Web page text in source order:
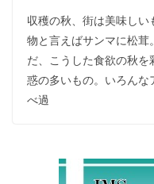
収穫の秋、街は美味し
物と言えばサンマに松茸
だ、こうした食欲の秋
惑の多いもの。いろん
べ過